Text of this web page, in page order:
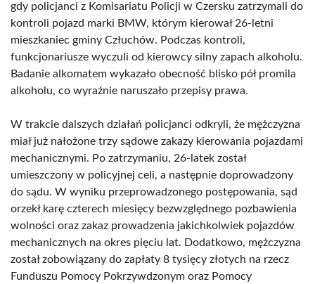
gdy policjanci z Komisariatu Policji w Czersku zatrzymali do
kontroli pojazd marki BMW, którym kierował 26-letni
mieszkaniec gminy Człuchów. Podczas kontroli,
funkcjonariusze wyczuli od kierowcy silny zapach alkoholu.
Badanie alkomatem wykazało obecność blisko pół promila
alkoholu, co wyraźnie naruszało przepisy prawa.
W trakcie dalszych działań policjanci odkryli, że mężczyzna
miał już nałożone trzy sądowe zakazy kierowania pojazdami
mechanicznymi. Po zatrzymaniu, 26-latek został
umieszczony w policyjnej celi, a następnie doprowadzony
do sądu. W wyniku przeprowadzonego postępowania, sąd
orzekł karę czterech miesięcy bezwzględnego pozbawienia
wolności oraz zakaz prowadzenia jakichkolwiek pojazdów
mechanicznych na okres pięciu lat. Dodatkowo, mężczyzna
został zobowiązany do zapłaty 8 tysięcy złotych na rzecz
Funduszu Pomocy Pokrzywdzonym oraz Pomocy